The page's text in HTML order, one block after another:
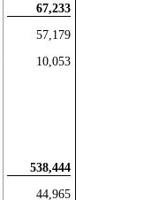
67,233
57,179
10,053
538,444
44,965